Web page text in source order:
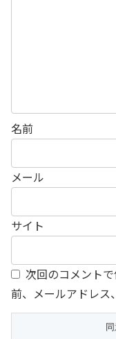
名前
メール
サイト
次回のコメント
前、メールアドレス